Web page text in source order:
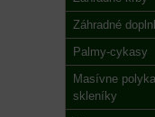
Záhradné
Palmy-cykasy
Masívne
skleníky